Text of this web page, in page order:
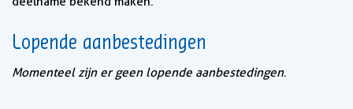
Lopende aanbestedingen
Momenteel zijn er geen lopende aanbestedingen.